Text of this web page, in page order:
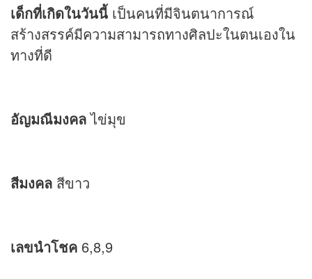
เด็กที่เกิดในวันนี้ เป็นคนที่มีจินตนาการณ์
สร้างสรรค์มีความสามารถทางศิลปะในตนเองใน
ทางที่ดี
อัญมณีมงคลไข่มุข
สีมงคล สีขาว
เลขนำโชค 6,8,9